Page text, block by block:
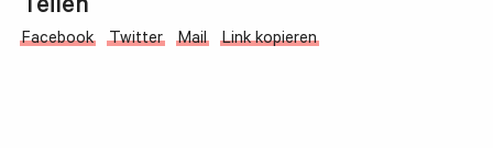
Teilen
Facebook Twitter Mail Link kopieren